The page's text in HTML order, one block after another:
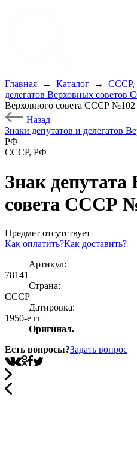
Главная → Каталог → СССР,
делегатов Верховных советов
Верховного совета СССР №102
Назад
Знаки депутатов и делегатов
РФ
СССР, РФ
Знак депутата
совета СССР
Предмет отсутствует
Как оплатить?Как доставить?
Артикул:
78141
Страна:
СССР
Датировка:
1950-е гг
Оригинал.
Есть вопросы?Задать вопрос